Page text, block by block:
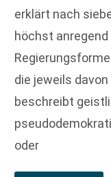
erklärt nach
höchst
die jeweils
beschreibt
oder